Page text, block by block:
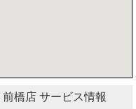
橋店 サービス情報